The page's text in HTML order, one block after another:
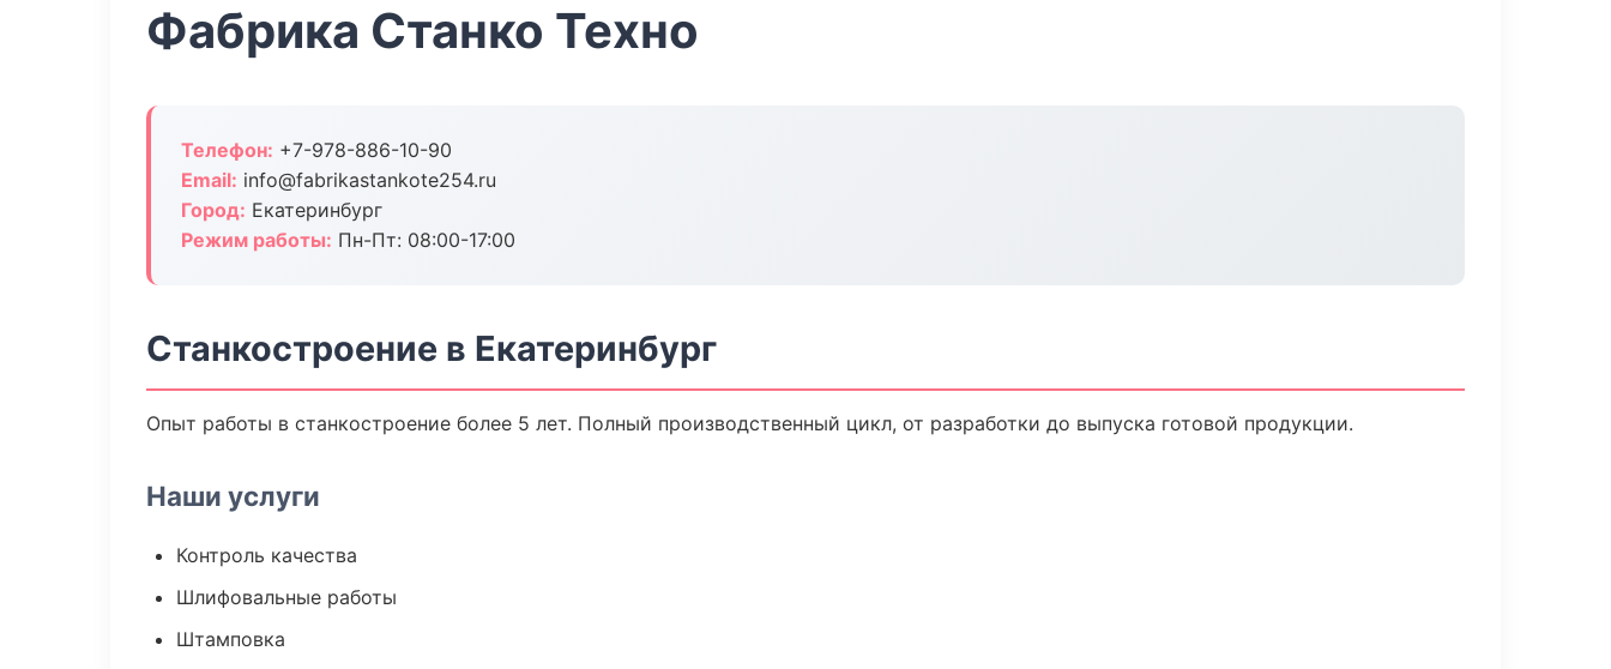
Фабрика Станко Техно
Телефон: +7-978-886-10-90
Email: info@fabrikastankote254.ru
Город: Екатеринбург
Режим работы: Пн-Пт: 08:00-17:00
Станкостроение в Екатеринбург
Опыт работы в станкостроение более 5 лет. Полный производственный цикл, от разработки до выпуска готовой продукции.
Наши услуги
Контроль качества
Шлифовальные работы
Штамповка